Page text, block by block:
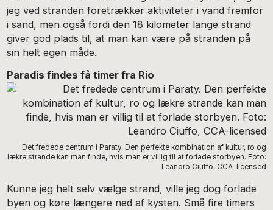
jeg ved stranden foretrækker aktiviteter i vand fremfor
i sand, men også fordi den 18 kilometer lange strand
giver god plads til, at man kan være på stranden på
sin helt egen måde.
Paradis findes få timer fra Rio
Det fredede centrum i Paraty. Den perfekte kombination af kultur, ro og
lækre strande kan man finde, hvis man er villig til at forlade storbyen. Foto:
Leandro Ciuffo, CCA-licensed
Kunne jeg helt selv vælge strand, ville jeg dog forlade
byen og køre længere ned af kysten. Små fire timers